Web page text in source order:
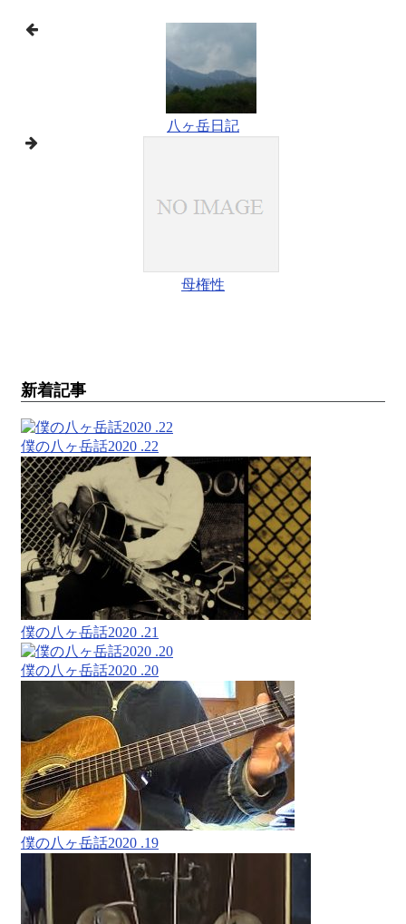
八ヶ岳日記
母権性
新着記事
僕の八ヶ岳話2020 .22
僕の八ヶ岳話2020 .21
僕の八ヶ岳話2020 .20
僕の八ヶ岳話2020 .19